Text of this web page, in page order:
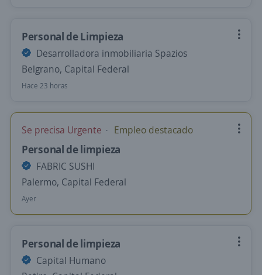
Personal de Limpieza
Desarrolladora inmobiliaria Spazios
Belgrano, Capital Federal
Hace 23 horas
Se precisa Urgente Empleo destacado
Personal de limpieza
FABRIC SUSHI
Palermo, Capital Federal
Ayer
Personal de limpieza
Capital Humano